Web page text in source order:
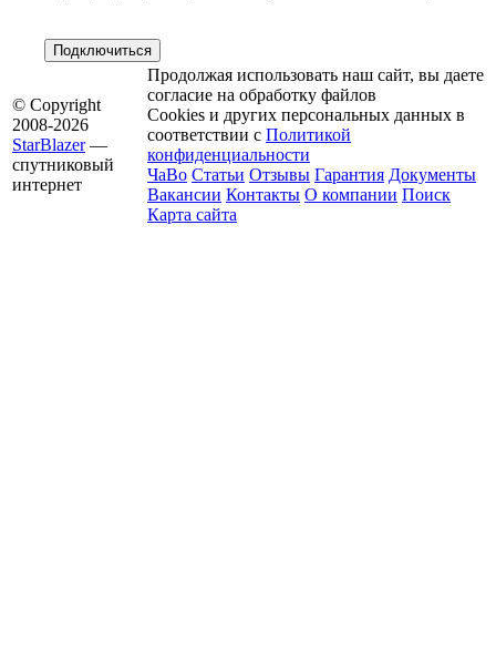
© Copyright
2008-2026
StarBlazer—
спутниковый
интернет
Продолжая использовать наш сайт, вы даете
согласие на обработку файлов
Cookies и других персональных данных в
соответствии с Политикой
конфиденциальности
ЧаВо Статьи Отзывы Гарантия Документы
Вакансии Контакты О компании Поиск
Карта сайта